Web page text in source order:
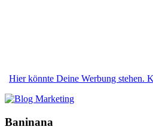
Hier könnte Deine Werbung stehen.
Baninana